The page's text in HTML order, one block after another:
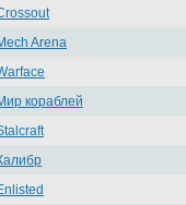
Arena
кораблей